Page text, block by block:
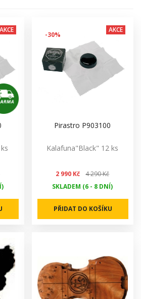
AKCE
-30%
AKCE
Pirastro P903100
Kalafuna"Black" 12 ks
2 990 Kč
4 290 Kč
SKLADEM (6 - 8 DNÍ)
PŘIDAT DO KOŠÍKU